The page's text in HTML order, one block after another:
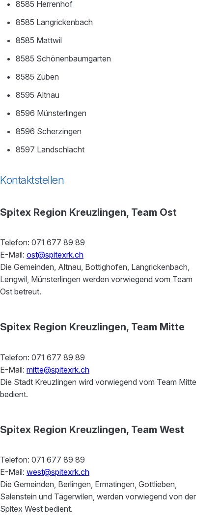
8585 Herrenhof
8585 Langrickenbach
8585 Mattwil
8585 Schönenbaumgarten
8585 Zuben
8595 Altnau
8596 Münsterlingen
8596 Scherzingen
8597 Landschlacht
Kontaktstellen
Spitex Region Kreuzlingen, Team Ost
Telefon: 071 677 89 89
E-Mail: ost@spitexrk.ch
Die Gemeinden, Altnau, Bottighofen, Langrickenbach,
Lengwil, Münsterlingen werden vorwiegend vom Team
Ost betreut.
Spitex Region Kreuzlingen, Team Mitte
Telefon: 071 677 89 89
E-Mail: mitte@spitexrk.ch
Die Stadt Kreuzlingen wird vorwiegend vom Team Mitte
bedient.
Spitex Region Kreuzlingen, Team West
Telefon: 071 677 89 89
E-Mail: west@spitexrk.ch
Die Gemeinden, Berlingen, Ermatingen, Gottlieben,
Salenstein und Tägerwilen, werden vorwiegend von der
Spitex West bedient.